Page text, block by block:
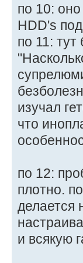
по 10:
HDD's
по 11:
изучал
что
по 12:
плотно.
делается
и всякую